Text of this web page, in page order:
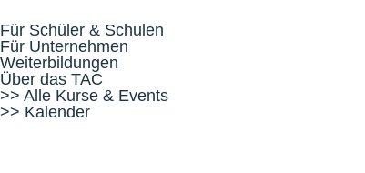
Für Schüler & Schulen
Für Unternehmen
Weiterbildungen
Über das TAC
>> Alle Kurse & Events
>> Kalender